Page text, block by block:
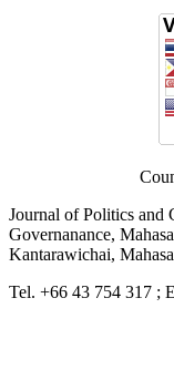
Journal of Politics and
Governanance,
Kantarawichai,
Tel. +66 43 754 317 ;